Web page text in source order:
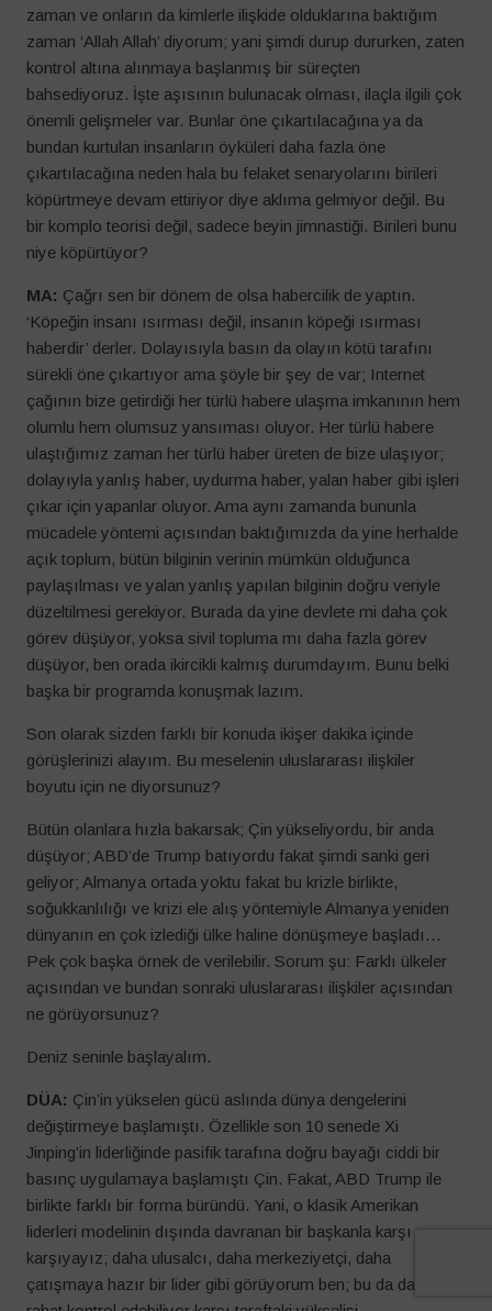
zaman ve onların da kimlerle ilişkide olduklarına baktığım
zaman ‘Allah Allah’ diyorum; yani şimdi durup dururken, zaten
kontrol altına alınmaya başlanmış bir süreçten
bahsediyoruz. İşte aşısının bulunacak olması, ilaçla ilgili çok
önemli gelişmeler var. Bunlar öne çıkartılacağına ya da
bundan kurtulan insanların öyküleri daha fazla öne
çıkartılacağına neden hala bu felaket senaryolarını birileri
köpürtmeye devam ettiriyor diye aklıma gelmiyor değil. Bu
bir komplo teorisi değil, sadece beyin jimnastiği. Birileri bunu
niye köpürtüyor?
MA: Çağrı sen bir dönem de olsa habercilik de yaptın.
‘Köpeğin insanı ısırması değil, insanın köpeği ısırması
haberdir’ derler. Dolayısıyla basın da olayın kötü tarafını
sürekli öne çıkartıyor ama şöyle bir şey de var; Internet
çağının bize getirdiği her türlü habere ulaşma imkanının hem
olumlu hem olumsuz yansıması oluyor. Her türlü habere
ulaştığımız zaman her türlü haber üreten de bize ulaşıyor;
dolayıyla yanlış haber, uydurma haber, yalan haber gibi işleri
çıkar için yapanlar oluyor. Ama aynı zamanda bununla
mücadele yöntemi açısından baktığımızda da yine herhalde
açık toplum, bütün bilginin verinin mümkün olduğunca
paylaşılması ve yalan yanlış yapılan bilginin doğru veriyle
düzeltilmesi gerekiyor. Burada da yine devlete mi daha çok
görev düşüyor, yoksa sivil topluma mı daha fazla görev
düşüyor, ben orada ikircikli kalmış durumdayım. Bunu belki
başka bir programda konuşmak lazım.
Son olarak sizden farklı bir konuda ikişer dakika içinde
görüşlerinizi alayım. Bu meselenin uluslararası ilişkiler
boyutu için ne diyorsunuz?
Bütün olanlara hızla bakarsak; Çin yükseliyordu, bir anda
düşüyor; ABD’de Trump batıyordu fakat şimdi sanki geri
geliyor; Almanya ortada yoktu fakat bu krizle birlikte,
soğukkanlılığı ve krizi ele alış yöntemiyle Almanya yeniden
dünyanın en çok izlediği ülke haline dönüşmeye başladı…
Pek çok başka örnek de verilebilir. Sorum şu: Farklı ülkeler
açısından ve bundan sonraki uluslararası ilişkiler açısından
ne görüyorsunuz?
Deniz seninle başlayalım.
DÜA: Çin’in yükselen gücü aslında dünya dengelerini
değiştirmeye başlamıştı. Özellikle son 10 senede Xi
Jinping’in liderliğinde pasifik tarafına doğru bayağı ciddi bir
basınç uygulamaya başlamıştı Çin. Fakat, ABD Trump ile
birlikte farklı bir forma büründü. Yani, o klasik Amerikan
liderleri modelinin dışında davranan bir başkanla karşı
karşıyayız; daha ulusalcı, daha merkeziyetçi, daha
çatışmaya hazır bir lider gibi görüyorum ben; bu da daha